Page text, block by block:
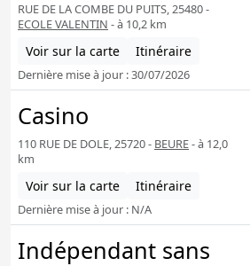
RUE DE LA COMBE DU PUITS, 25480 -
ECOLE VALENTIN - à 10,2 km
Voir sur la carte Itinéraire
Dernière mise à jour : 30/07/2026
Casino
110 RUE DE DOLE, 25720 - BEURE- à 12,0
km
Voir sur la carte Itinéraire
Dernière mise à jour : N/A
Indépendant sans